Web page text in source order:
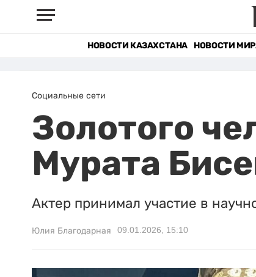
НОВОСТИ КАЗАХСТАНА НОВОСТИ
Социальные сети
Золотого
Мурата
Актер принимал участие в
Юлия Благодарная 09.01.2026, 15:10